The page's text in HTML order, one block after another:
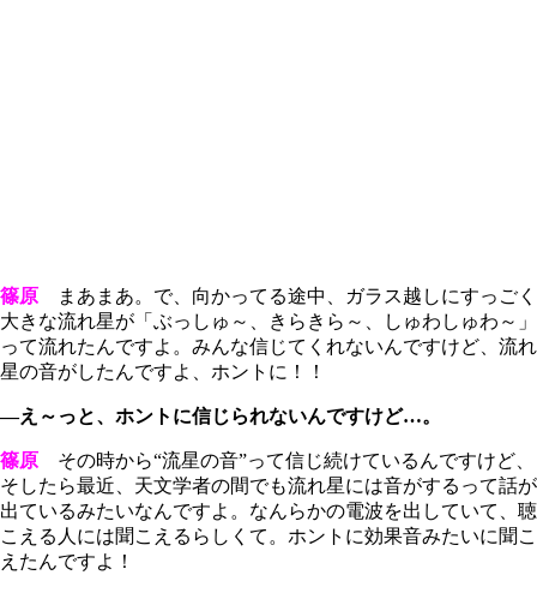
篠原 まあまあ。で、向かってる途中、ガラス越しにすっごく
大きな流れ星が「ぶっしゅ～、きらきら～、しゅわしゅわ～」
って流れたんですよ。みんな信じてくれないんですけど、流れ
星の音がしたんですよ、ホントに！！
―え～っと、ホントに信じられないんですけど…。
篠原 その時から“流星の音”って信じ続けているんですけど、
そしたら最近、天文学者の間でも流れ星には音がするって話が
出ているみたいなんですよ。なんらかの電波を出していて、聴
こえる人には聞こえるらしくて。ホントに効果音みたいに聞こ
えたんですよ！